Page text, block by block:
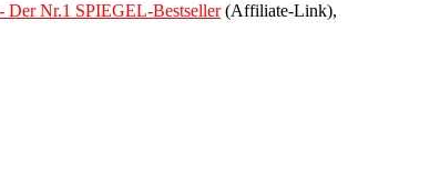
Der Nr.1 SPIEGEL-Bestseller(Affiliate-Link),